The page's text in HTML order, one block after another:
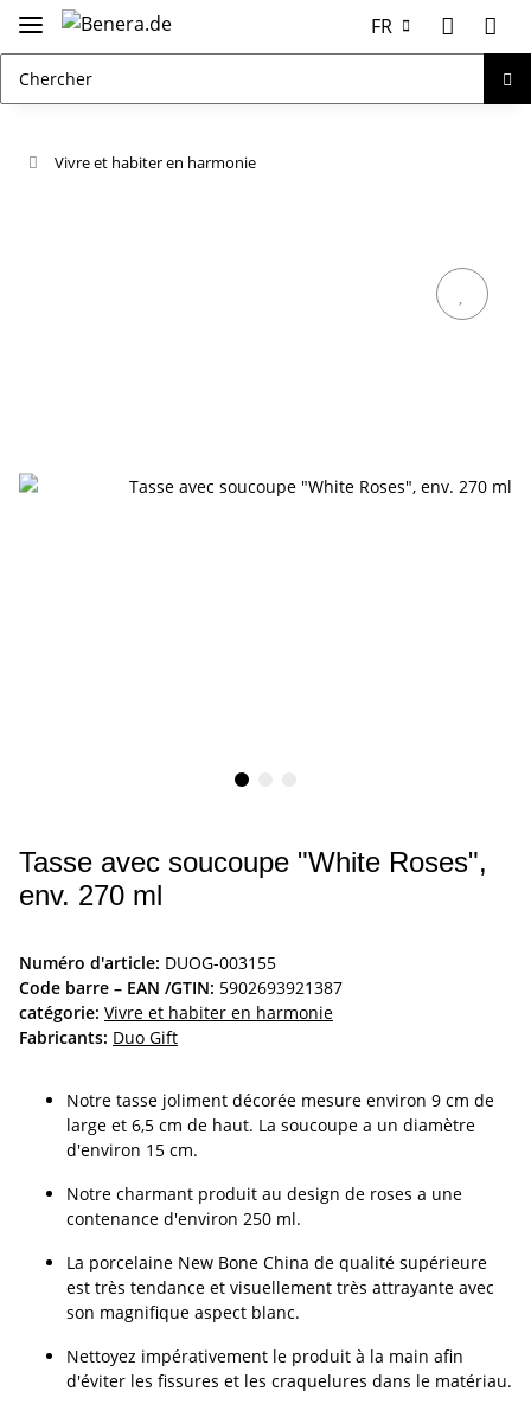
FR
Vivre et habiter en harmonie
Tasse avec soucoupe "White Roses",
env. 270 ml
Numéro d'article: DUOG-003155
Code barre – EAN /GTIN: 5902693921387
catégorie: Vivre et habiter en harmonie
Fabricants: Duo Gift
Notre tasse joliment décorée mesure environ 9 cm de
large et 6,5 cm de haut. La soucoupe a un diamètre
d'environ 15 cm.
Notre charmant produit au design de roses a une
contenance d'environ 250 ml.
La porcelaine New Bone China de qualité supérieure
est très tendance et visuellement très attrayante avec
son magnifique aspect blanc.
Nettoyez impérativement le produit à la main afin
d'éviter les fissures et les craquelures dans le matériau.